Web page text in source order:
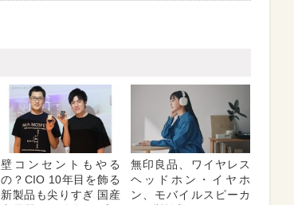
壁コンセントもやる
の？CIO 10年目を飾る
新製品も尖りすぎ 国産
無印良品、ワイヤレス
ヘッドホン・イヤホ
ン、モバイルスピーカ